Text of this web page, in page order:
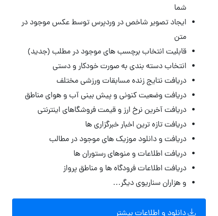
شما
ایجاد تصویر شاخص در وردپرس توسط عکس موجود در
متن
قابلیت انتخاب برچسب های موجود در مطلب (جدید)
انتخاب دسته بندی به صورت خودکار و دستی
دریافت نتایج زنده مسابقات ورزشی مختلف
دریافت وضعیت کنونی و پیش بینی آب و هوای مناطق
دریافت آخرین نرخ ارز و قیمت فروشگاهای اینترنتی
دریافت تازه ترین اخبار خبرگزاری ها
دریافت و دانلود موزیک های موجود در مطالب
دریافت اطلاعات و منوهای رستوران ها
دریافت اطلاعات فرودگاه ها و مناطق پرواز
و هزاران سناریوی دیگر…
دانلود و اطلاعات بیشتر